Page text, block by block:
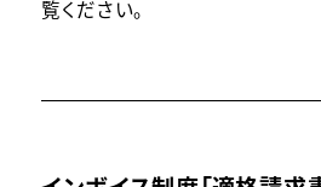
覧ください。